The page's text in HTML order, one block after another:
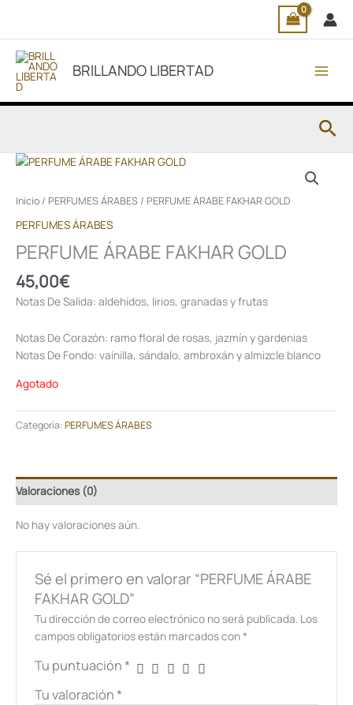
contenido
BRILLANDO LIBERTAD
Inicio / PERFUMES ÁRABES / PERFUME ÁRABE FAKHAR GOLD
PERFUMES ÁRABES
PERFUME ÁRABE FAKHAR GOLD
45,00€
Notas De Salida: aldehídos, lirios, granadas y frutas
Notas De Corazón: ramo floral de rosas, jazmín y gardenias
Notas De Fondo: vainilla, sándalo, ambroxán y almizcle blanco
Agotado
Categoría:PERFUMES ÁRABES
Valoraciones (0)
No hay valoraciones aún.
Sé el primero en valorar “PERFUME ÁRABE
FAKHAR GOLD”
Tu dirección de correo electrónico no será publicada. Los
campos obligatorios están marcados con*
Tu puntuación*
Tu valoración*